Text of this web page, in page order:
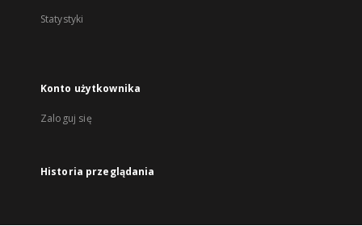
Statystyki
Konto użytkownika
Zaloguj się
Historia przeglądania